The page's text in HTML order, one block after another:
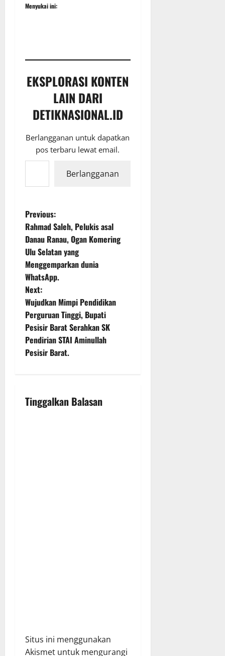
Menyukai ini:
EKSPLORASI KONTEN
LAIN DARI
DETIKNASIONAL.ID
Berlangganan untuk dapatkan
pos terbaru lewat email.
Ketikkan email Anda...
Berlangganan
P
o
s
t
n
a
v
a
Previous:
Rahmad Saleh, Pelukis asal
Danau Ranau, Ogan Komering
Ulu Selatan yang
Menggemparkan dunia
WhatsApp.
Next:
Wujudkan Mimpi Pendidikan
Perguruan Tinggi, Bupati
Pesisir Barat Serahkan SK
Pendirian STAI Aminullah
Pesisir Barat.
Tinggalkan Balasan
Situs ini menggunakan
Akismet untuk mengurangi